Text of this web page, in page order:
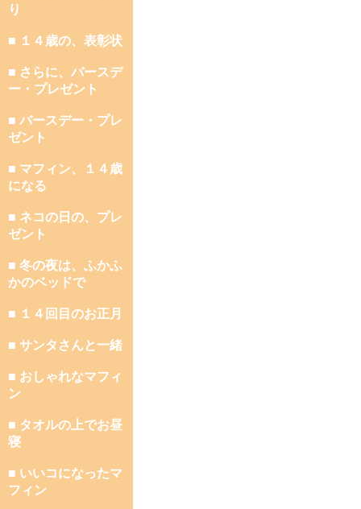
り
■ １４歳の、表彰状
■ さらに、バースデ
ー・プレゼント
■ バースデー・プレ
ゼント
■ マフィン、１４歳
になる
■ ネコの日の、プレ
ゼント
■ 冬の夜は、ふかふ
かのベッドで
■ １４回目のお正月
■ サンタさんと一緒
■ おしゃれなマフィ
ン
■ タオルの上でお昼
寝
■ いいコになったマ
フィン